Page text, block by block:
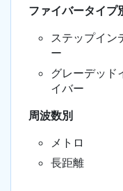
ファイバータイプ
ステップイン
ー
グレーデッド
イバー
周波数別
メトロ
長距離